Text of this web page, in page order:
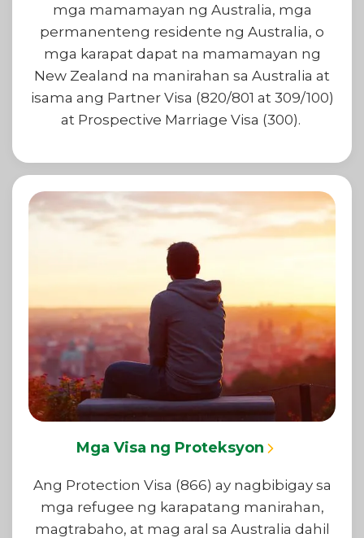
mga mamamayan ng Australia, mga
permanenteng residente ng Australia, o
mga karapat dapat na mamamayan ng
New Zealand na manirahan sa Australia at
isama ang Partner Visa (820/801 at 309/100)
at Prospective Marriage Visa (300).
Mga Visa ng Proteksyon
Ang Protection Visa (866) ay nagbibigay sa
mga refugee ng karapatang manirahan,
magtrabaho, at mag aral sa Australia dahil